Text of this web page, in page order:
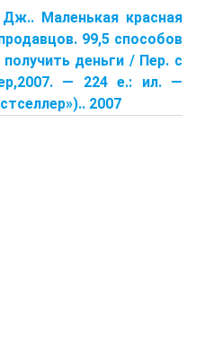
Маленькая красная
99,5 способов
деньги / Пер. с
— 224 е.: ил. —
2007